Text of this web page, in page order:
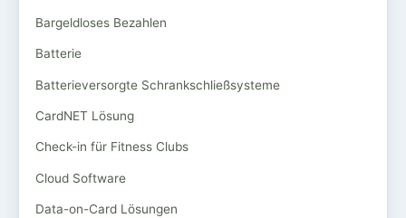
Bargeldloses Bezahlen
Batterie
Batterieversorgte Schrankschließsysteme
CardNET Lösung
Check-in für Fitness Clubs
Cloud Software
Data-on-Card Lösungen